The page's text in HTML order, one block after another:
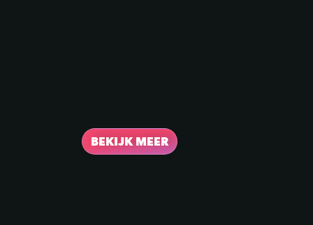
BEKIJK MEER